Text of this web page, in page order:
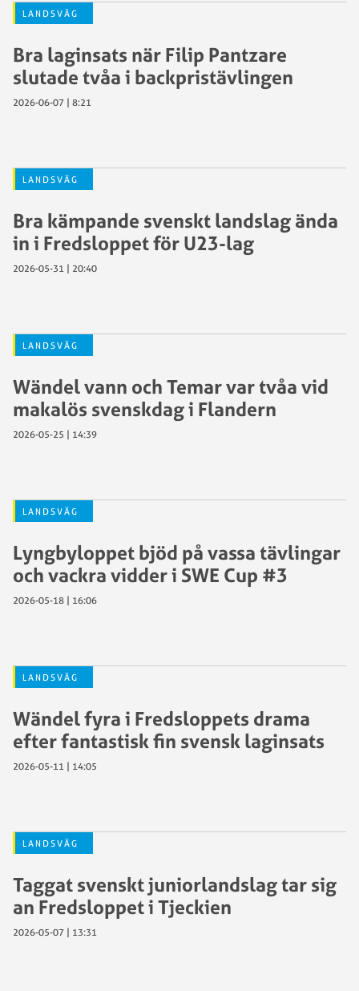
LANDSVÄG
Bra laginsats när Filip Pantzare
slutade tvåa i backpristävlingen
2026-06-07 | 8:21
LANDSVÄG
Bra kämpande svenskt landslag ända
in i Fredsloppet för U23-lag
2026-05-31 | 20:40
LANDSVÄG
Wändel vann och Temar var tvåa vid
makalös svenskdag i Flandern
2026-05-25 | 14:39
LANDSVÄG
Lyngbyloppet bjöd på vassa tävlingar
och vackra vidder i SWE Cup #3
2026-05-18 | 16:06
LANDSVÄG
Wändel fyra i Fredsloppets drama
efter fantastisk fin svensk laginsats
2026-05-11 | 14:05
LANDSVÄG
Taggat svenskt juniorlandslag tar sig
an Fredsloppet i Tjeckien
2026-05-07 | 13:31